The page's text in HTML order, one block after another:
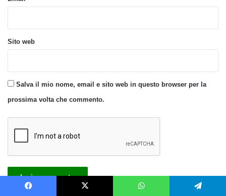
Sito web
Salva il mio nome, email e sito web in questo browser per la
prossima volta che commento.